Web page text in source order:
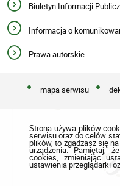
Biuletyn Informacji
Informacja o
Prawa autorskie
mapa serwisu
Strona używa plików
serwisu oraz do celów
plików, to zgadzasz się
urządzenia. Pamiętaj,
cookies, zmieniając
ustawienia przeglądarki